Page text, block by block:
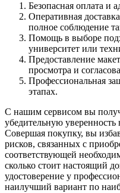
Безопасная оплата и
Оперативная
полное соблюдение
Помощь в выборе
университет или
Предоставление
просмотра и
Профессиональная
этапах.
С нашим сервисом вы
убедительную уверенность
Совершая покупку, вы
рисков, связанных с
соответствующей
сколько стоит настоящий
удостоверение у
наилучший вариант по